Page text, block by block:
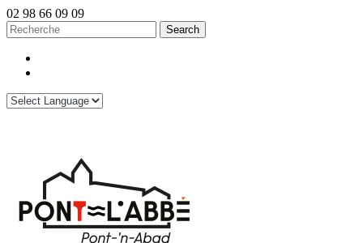
02 98 66 09 09